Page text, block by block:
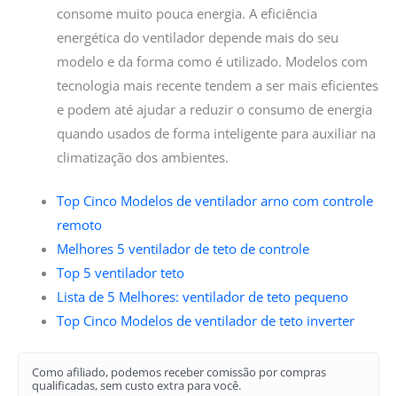
consome muito pouca energia. A eficiência
energética do ventilador depende mais do seu
modelo e da forma como é utilizado. Modelos com
tecnologia mais recente tendem a ser mais eficientes
e podem até ajudar a reduzir o consumo de energia
quando usados de forma inteligente para auxiliar na
climatização dos ambientes.
Top Cinco Modelos de ventilador arno com controle
remoto
Melhores 5 ventilador de teto de controle
Top 5 ventilador teto
Lista de 5 Melhores: ventilador de teto pequeno
Top Cinco Modelos de ventilador de teto inverter
Como afiliado, podemos receber comissão por compras
qualificadas, sem custo extra para você.